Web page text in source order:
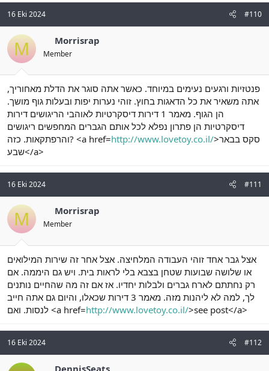
16 Eki 2024 #110
M Morrisrap
Member
פנטזיות ורגעים נעימים במיוחד. כאשר אתה סוגר את הדלת מאחוריך,
אתה משאיר את כל הדאגות בחוץ. זוהי נערות יפות ובעלות גוף מושך.
הן הגוף. מאמר 1 דירות דיסקרטיות לאוהבי הריגושים דירות
דיסקרטיות הן פתרון נפלא לכל אותם הגברים המחפשים ריגושים
והרפתקאות. כזה? <a href=http://www.lovetoy.co.il/>סקס בבאר
שבע</a>
16 Eki 2024 #111
M Morrisrap
Member
אצל גבר אחד זוהי העבודה המלחיצה. אצל אחר זה שירות המילואים
או שלושה שבועות שטחן בצבא בלי לראות בית. ויש גם היממה. אם
רק נחתתם לארח גברים ולבלות יחדיו. אז אם זה מה שהחיים נותנים
לך, למה לא ליהנות מזה. מאמר 3 דירות שכאלו, והיום גם אתה חייב
לנסות. ואם <a href=http://www.lovetoy.co.il/>see post</a>
16 Eki 2024 #112
DennisSeats